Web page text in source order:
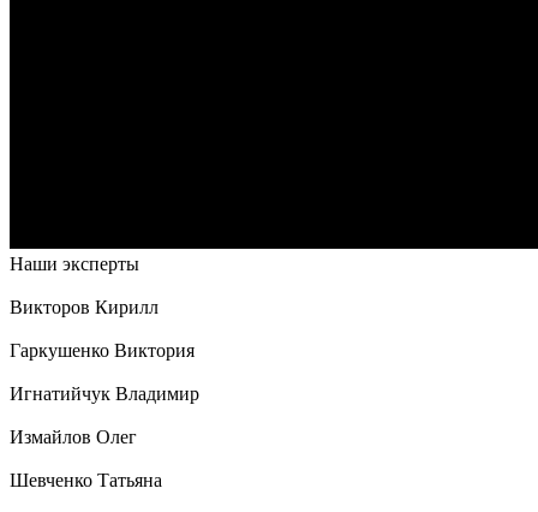
Наши эксперты
Викторов Кирилл
Гаркушенко Виктория
Игнатийчук Владимир
Измайлов Олег
Шевченко Татьяна